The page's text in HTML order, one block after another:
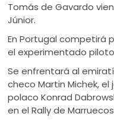
Tomás de Gavardo
Júnior.
En Portugal competirá
el experimentado
Se enfrentará al
checo Martin Michek,
polaco Konrad
en el Rally de